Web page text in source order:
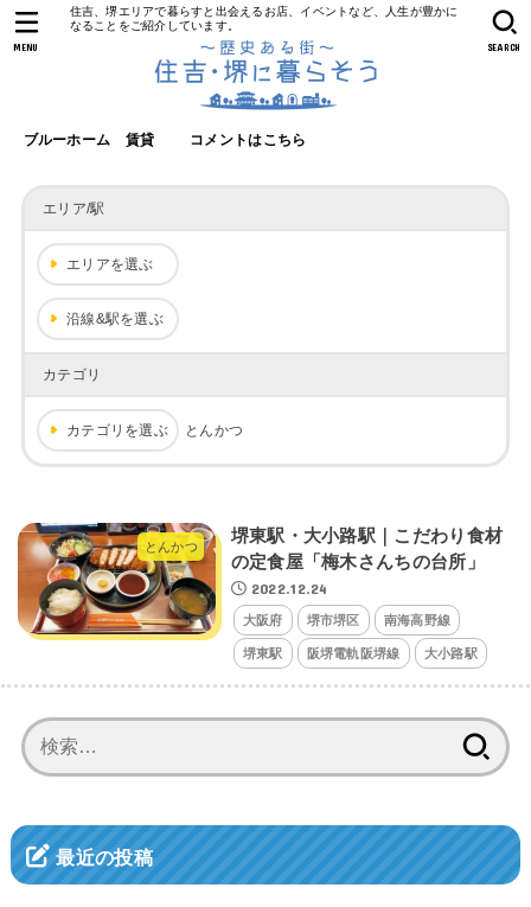
住吉、堺エリアで暮らすと出会えるお店、イベントなど、人生が豊かに
なることをご紹介しています。
ブルーホーム 賃貸 コメントはこちら
SEARCH
MENU
エリア/駅
エリアを選ぶ
沿線&駅を選ぶ
カテゴリ
カテゴリを選ぶ とんかつ
とんかつ
堺東駅・大小路駅｜こだわり食材
の定食屋「梅木さんちの台所」
2022.12.24
大阪府 堺市堺区 南海高野線
堺東駅 阪堺電軌阪堺線 大小路駅
索:
最近の投稿